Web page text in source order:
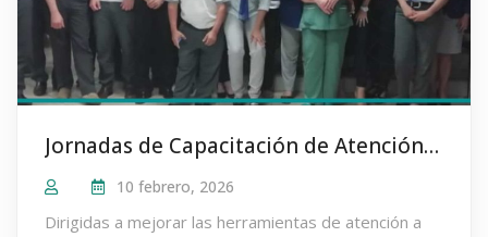
Jornadas de Capacitación de Atención al Público a cargo de Mario Sanguinetti
10 febrero, 2026
Dirigidas a mejorar las herramientas de atención a